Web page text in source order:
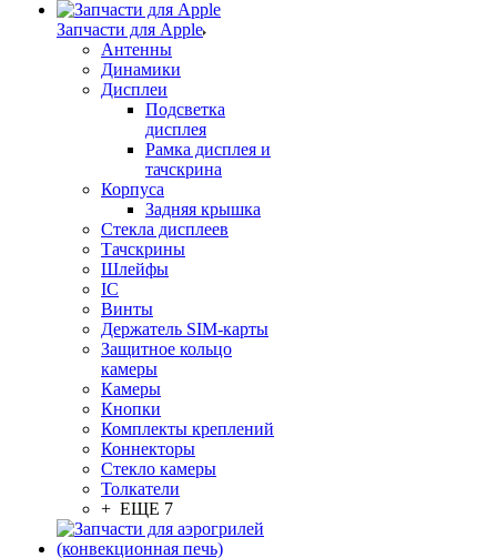
Запчасти для Apple
Антенны
Динамики
Дисплеи
Подсветка
дисплея
Рамка дисплея и
тачскрина
Корпуса
Задняя крышка
Стекла дисплеев
Тачскрины
Шлейфы
IC
Винты
Держатель SIM-карты
Защитное кольцо
камеры
Камеры
Кнопки
Комплекты креплений
Коннекторы
Стекло камеры
Толкатели
+ ЕЩЕ 7